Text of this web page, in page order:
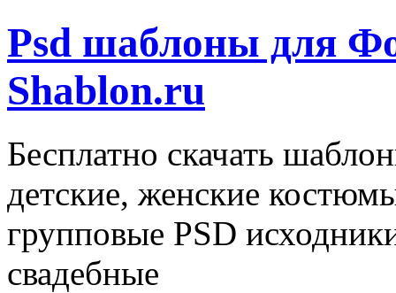
Psd шаблоны для
Shablon.ru
Бесплатно скачать
детские, женские
групповые PSD
свадебные